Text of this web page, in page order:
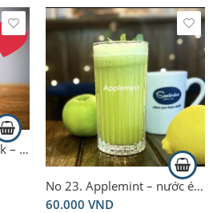
Homemade cashew milk – sữa hạt điều – 500ml Vegan
No 23. Applemint – nước ép Applemint
60.000 VND